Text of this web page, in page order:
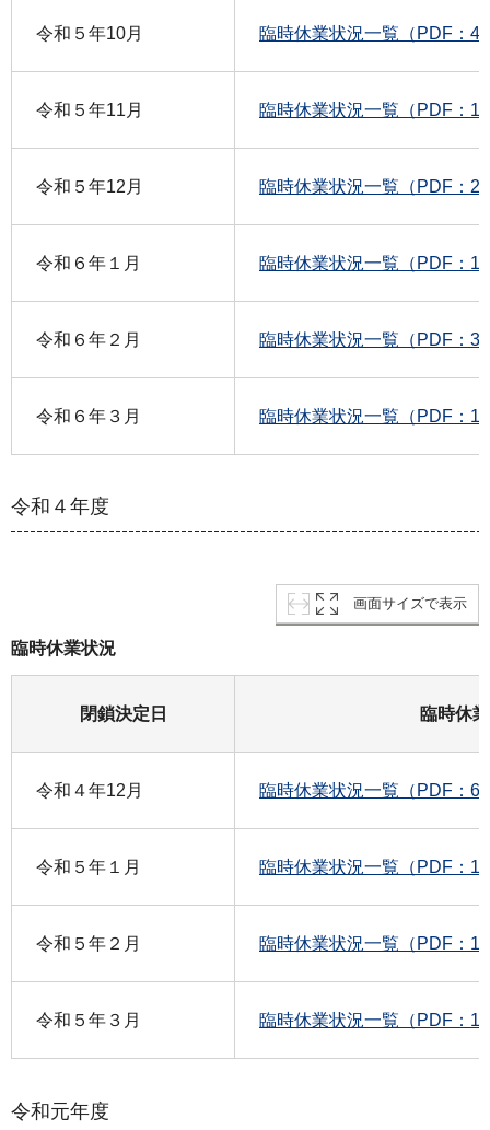
令和５年10月 臨時休業状況一覧（PDF：
令和５年11月 臨時休業状況一覧（PDF：
令和５年12月 臨時休業状況一覧（PDF：
令和６年１月 臨時休業状況一覧（PDF：
令和６年２月 臨時休業状況一覧（PDF：
令和６年３月 臨時休業状況一覧（PDF：
令和４年度
画面サイズで表示
臨時休業状況
閉鎖決定日 臨時休
令和４年12月 臨時休業状況一覧（PDF：
令和５年１月 臨時休業状況一覧（PDF：
令和５年２月 臨時休業状況一覧（PDF：
令和５年３月 臨時休業状況一覧（PDF：
令和元年度